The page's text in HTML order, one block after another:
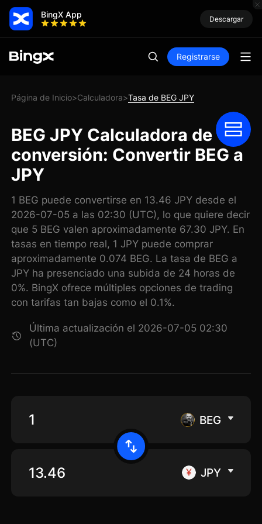
BingX App Descargar
Registrarse
Página de Inicio>Calculadora>Tasa de BEG JPY
BEG JPY Calculadora de
conversión: Convertir BEG a
JPY
1 BEG puede convertirse en 13.46 JPY desde el
2026-07-05 a las 02:30 (UTC), lo que quiere decir
que 5 BEG valen aproximadamente 67.30 JPY. En
tasas en tiempo real, 1 JPY puede comprar
aproximadamente 0.074 BEG. La tasa de BEG a
JPY ha presenciado una subida de 24 horas de
0%. BingX ofrece múltiples opciones de trading
con tarifas tan bajas como el 0.1%.
Última actualización el 2026-07-05 02:30
(UTC)
BEG
JPY